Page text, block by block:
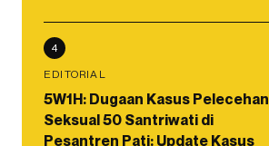
4
EDITORIAL
5W1H: Dugaan Kasus Pelecehan
Seksual 50 Santriwati di
Pesantren Pati: Update Kasus